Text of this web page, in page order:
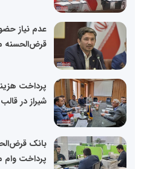
عدم نیاز
قرض‌الحسنه
پرداخت
شیراز در
بانک
پرداخت وام